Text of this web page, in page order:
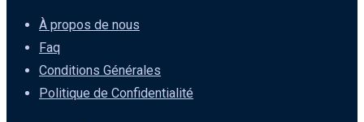
À propos de nous
Faq
Conditions Générales
Politique de Confidentialité